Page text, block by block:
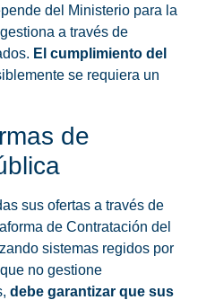
del Ministerio para la
a través de
El cumplimiento del
se requiera un
de
sus ofertas a través de
de Contratación del
sistemas regidos por
no gestione
debe garantizar que sus